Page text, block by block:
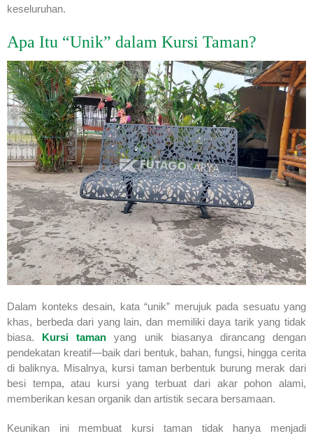
keseluruhan.
Apa Itu “Unik” dalam Kursi Taman?
Dalam konteks desain, kata “unik” merujuk pada sesuatu yang
khas, berbeda dari yang lain, dan memiliki daya tarik yang tidak
biasa. Kursi taman yang unik biasanya dirancang dengan
pendekatan kreatif—baik dari bentuk, bahan, fungsi, hingga cerita
di baliknya. Misalnya, kursi taman berbentuk burung merak dari
besi tempa, atau kursi yang terbuat dari akar pohon alami,
memberikan kesan organik dan artistik secara bersamaan.
Keunikan ini membuat kursi taman tidak hanya menjadi